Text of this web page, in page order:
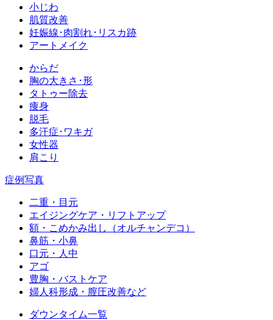
小じわ
肌質改善
妊娠線･肉割れ･リスカ跡
アートメイク
からだ
胸の大きさ･形
タトゥー除去
痩身
脱毛
多汗症･ワキガ
女性器
肩こり
症例写真
二重・目元
エイジングケア・リフトアップ
額・こめかみ出し（オルチャンデコ）
鼻筋・小鼻
口元・人中
アゴ
豊胸・バストケア
婦人科形成・膣圧改善など
ダウンタイム一覧